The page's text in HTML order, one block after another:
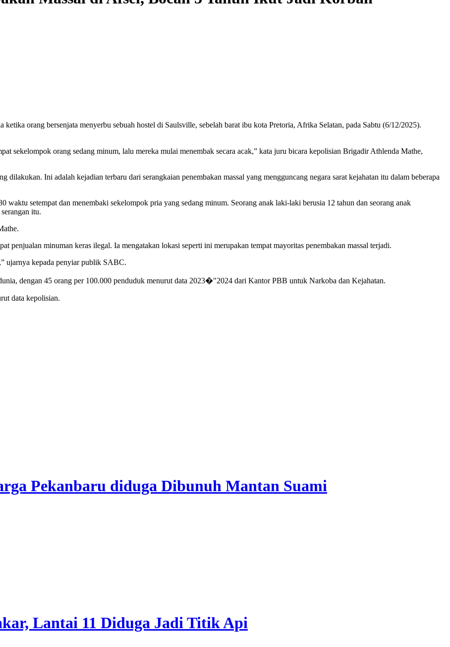
orang bersenjata menyerbu sebuah hostel di Saulsville, sebelah barat ibu kota Pretoria, Afrika Selatan, pada Sabtu (6/12/2025).
sekelompok orang sedang minum, lalu mereka mulai menembak secara acak,” kata juru bicara kepolisian Brigadir Athlenda Mathe,
dilakukan. Ini adalah kejadian terbaru dari serangkaian penembakan massal yang mengguncang negara sarat kejahatan itu dalam beberapa
waktu setempat dan menembaki sekelompok pria yang sedang minum. Seorang anak laki-laki berusia 12 tahun dan seorang anak
itu.
penjualan minuman keras ilegal. Ia mengatakan lokasi seperti ini merupakan tempat mayoritas penembakan massal terjadi.
ujarnya kepada penyiar publik SABC.
dengan 45 orang per 100.000 penduduk menurut data 2023�"2024 dari Kantor PBB untuk Narkoba dan Kejahatan.
data kepolisian.
Pekanbaru diduga Dibunuh Mantan Suami
Lantai 11 Diduga Jadi Titik Api